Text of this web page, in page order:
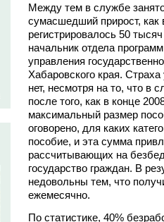
Между тем в службе
сумасшедший прирост, как
регистрировалось 50
начальник отдела
управления
Хабаровского края.
нет, несмотря на то, что в
после того, как в конце
максимальный размер
оговорено, для каких
пособие, и эта сумма
рассчитывающих на
государство граждан. В
недовольны тем, что
ежемесячно.
По статистике, 40%